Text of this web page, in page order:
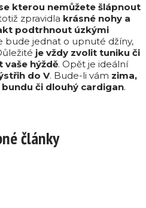
kterou nemůžete šlápnout
zpravidla krásné nohy a
podtrhnout úzkými
bude jednat o upnuté džíny,
je vždy zvolit tuniku či
vaše hýždě. Opět je ideální
do V. Bude-li vám zima,
či dlouhý cardigan.
články